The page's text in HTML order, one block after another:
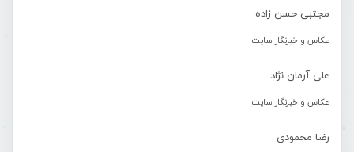
مجتبی حسن زاده
عکاس و خبرنگار سایت
علی آرمان نژاد
عکاس و خبرنگار سایت
رضا محمودی